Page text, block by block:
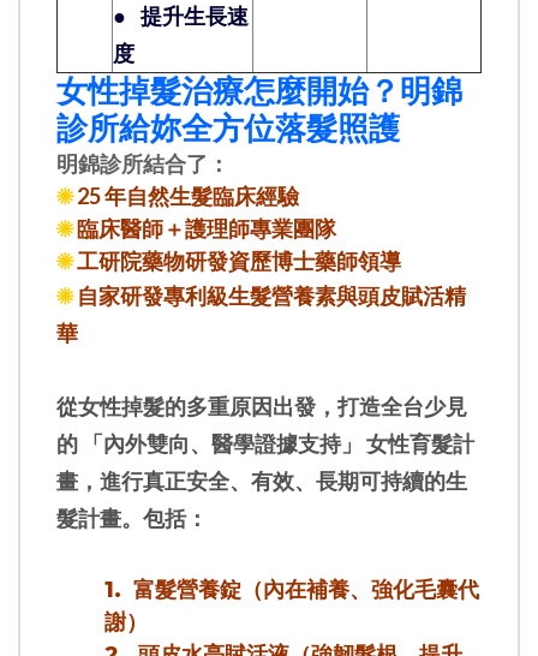
● 提升生長速
度
女性掉髮治療怎麼開始？明錦
診所給妳全方位落髮照護
明錦診所結合了：
☀︎25 年自然生髮臨床經驗
☀︎臨床醫師＋護理師專業團隊
☀︎工研院藥物研發資歷博士藥師領導
☀︎ 自家研發專利級生髮營養素與頭皮賦活精
華
從女性掉髮的多重原因出發，打造全台少見
的 「內外雙向、醫學證據支持」 女性育髮計
畫，進行真正安全、有效、長期可持續的生
髮計畫。包括：
1. 富髮營養錠（內在補養、強化毛囊代
謝）